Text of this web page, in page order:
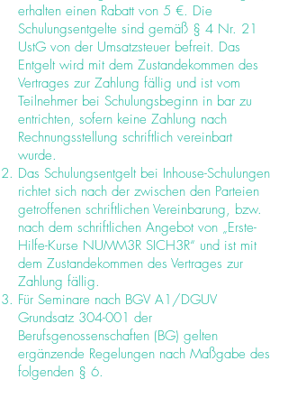
erhalten einen Rabatt von 5 €. Die
Schulungsentgelte sind gemäß § 4 Nr. 21
UstG von der Umsatzsteuer befreit. Das
Entgelt wird mit dem Zustandekommen des
Vertrages zur Zahlung fällig und ist vom
Teilnehmer bei Schulungsbeginn in bar zu
entrichten, sofern keine Zahlung nach
Rechnungsstellung schriftlich vereinbart
wurde.
Das Schulungsentgelt bei Inhouse-Schulungen
richtet sich nach der zwischen den Parteien
getroffenen schriftlichen Vereinbarung, bzw.
nach dem schriftlichen Angebot von „Erste-
Hilfe-Kurse NUMM3R SICH3R“ und ist mit
dem Zustandekommen des Vertrages zur
Zahlung fällig.
Für Seminare nach BGV A1/DGUV
Grundsatz 304-001 der
Berufsgenossenschaften (BG) gelten
ergänzende Regelungen nach Maßgabe des
folgenden § 6.